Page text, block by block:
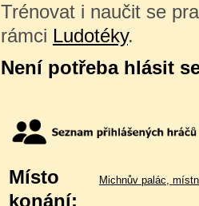
Trénovat i naučit se
rámci Ludotéky.
Není potřeba hlásit
Místo
konání:
Michnův palác,